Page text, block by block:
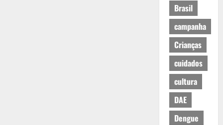
Brasil
campanha
Crianças
cuidados
cultura
DAE
Dengue